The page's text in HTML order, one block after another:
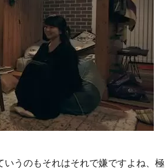
うのもそれはそれで嫌ですよね、極